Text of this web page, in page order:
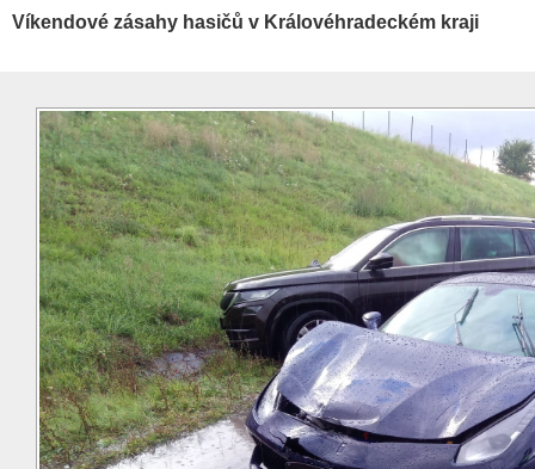
Víkendové zásahy hasičů v Královéhradeckém kraji